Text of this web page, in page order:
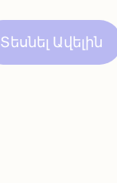
Տեսնել Ավելին